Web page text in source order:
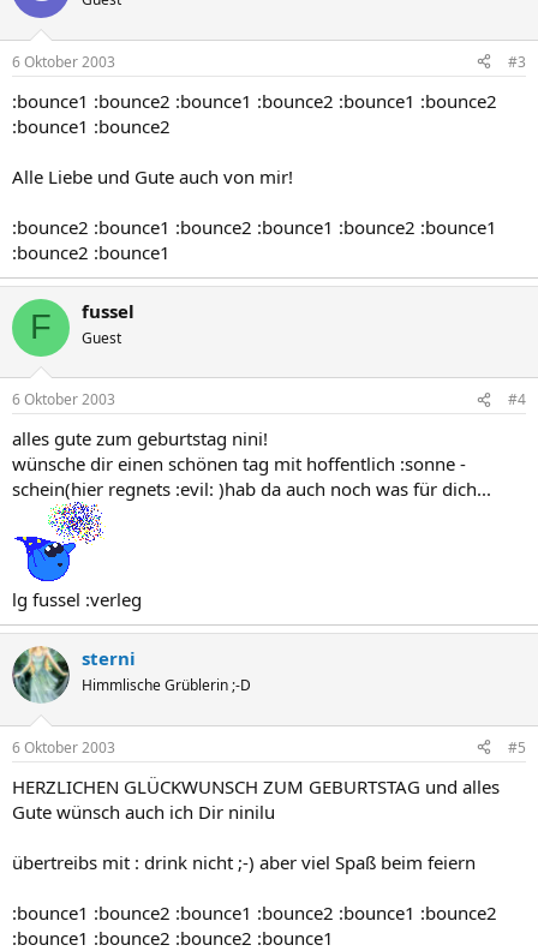
6 Oktober 2003 #3
:bounce1 :bounce2 :bounce1 :bounce2 :bounce1 :bounce2
:bounce1 :bounce2
Alle Liebe und Gute auch von mir!
:bounce2 :bounce1 :bounce2 :bounce1 :bounce2 :bounce1
:bounce2 :bounce1
F fussel
Guest
6 Oktober 2003 #4
alles gute zum geburtstag nini!
wünsche dir einen schönen tag mit hoffentlich :sonne -
schein(hier regnets :evil: )hab da auch noch was für dich...
lg fussel :verleg
sterni
Himmlische Grüblerin ;-D
6 Oktober 2003 #5
HERZLICHEN GLÜCKWUNSCH ZUM GEBURTSTAG und alles
Gute wünsch auch ich Dir ninilu
übertreibs mit : drink nicht ;-) aber viel Spaß beim feiern
:bounce1 :bounce2 :bounce1 :bounce2 :bounce1 :bounce2
:bounce1 :bounce2 :bounce2 :bounce1